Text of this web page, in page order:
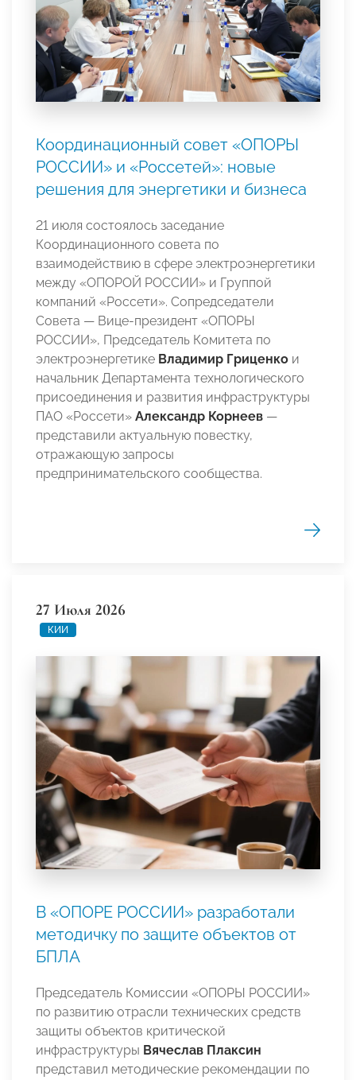
Координационный совет «ОПОРЫ
РОССИИ» и «Россетей»: новые
решения для энергетики и бизнеса
21 июля состоялось заседание
Координационного совета по
взаимодействию в сфере электроэнергетики
между «ОПОРОЙ РОССИИ» и Группой
компаний «Россети». Сопредседатели
Совета — Вице-президент «ОПОРЫ
РОССИИ», Председатель Комитета по
электроэнергетике Владимир Гриценко и
начальник Департамента технологического
присоединения и развития инфраструктуры
ПАО «Россети» Александр Корнеев —
представили актуальную повестку,
отражающую запросы
предпринимательского сообщества.
27 Июля 2026
КИИ
В «ОПОРЕ РОССИИ» разработали
методичку по защите объектов от
БПЛА
Председатель Комиссии «ОПОРЫ РОССИИ»
по развитию отрасли технических средств
защиты объектов критической
инфраструктуры Вячеслав Плаксин
представил методические рекомендации по